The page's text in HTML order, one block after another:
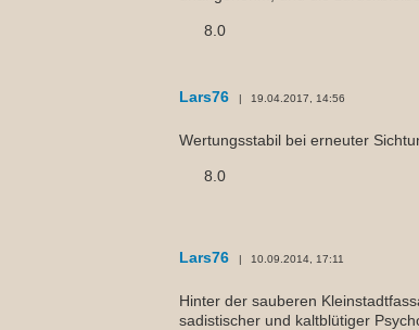
8.0
Lars76 19.04.2017, 14:56
Wertungsstabil bei erneuter
8.0
Lars76 10.09.2014, 17:11
Hinter der sauberen
sadistischer und kaltblütiger